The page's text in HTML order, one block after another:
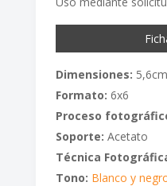
Dimensiones:
Formato: 6x6
Proceso
Soporte: Acetato
Técnica
Tono: Blanco y